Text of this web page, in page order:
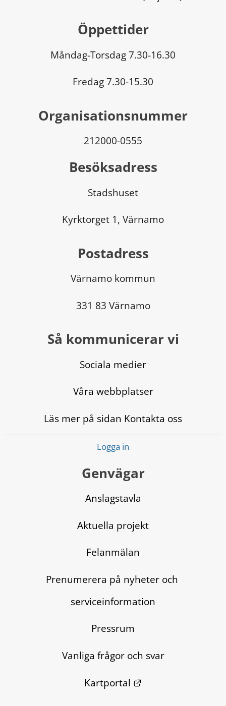
Öppettider
Måndag-Torsdag 7.30-16.30
Fredag 7.30-15.30
Organisationsnummer
212000-0555
Besöksadress
Stadshuset
Kyrktorget 1, Värnamo
Postadress
Värnamo kommun
331 83 Värnamo
Så kommunicerar vi
Sociala medier
Våra webbplatser
Läs mer på sidan Kontakta oss
Logga in
Genvägar
Anslagstavla
Aktuella projekt
Felanmälan
Prenumerera på nyheter och
serviceinformation
Pressrum
Vanliga frågor och svar
Kartportal
Länk till annan